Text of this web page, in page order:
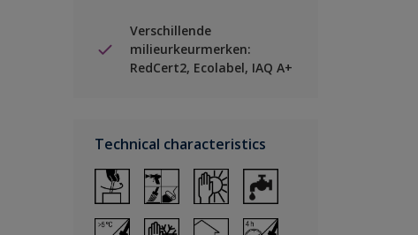
Verschillende
milieurkeurmerken:
RedCert2, Ecolabel, IAQ A+
Technical characteristics